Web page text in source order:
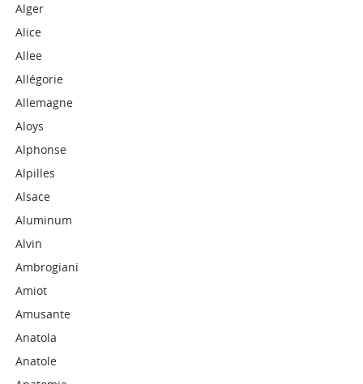
Alger
Alice
Allee
Allégorie
Allemagne
Aloys
Alphonse
Alpilles
Alsace
Aluminum
Alvin
Ambrogiani
Amiot
Amusante
Anatola
Anatole